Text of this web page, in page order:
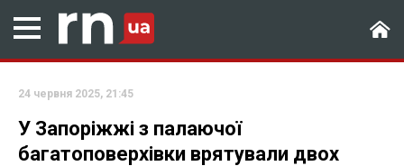
24 червня 2025, 21:45
У Запоріжжі з палаючої
багатоповерхівки врятували двох